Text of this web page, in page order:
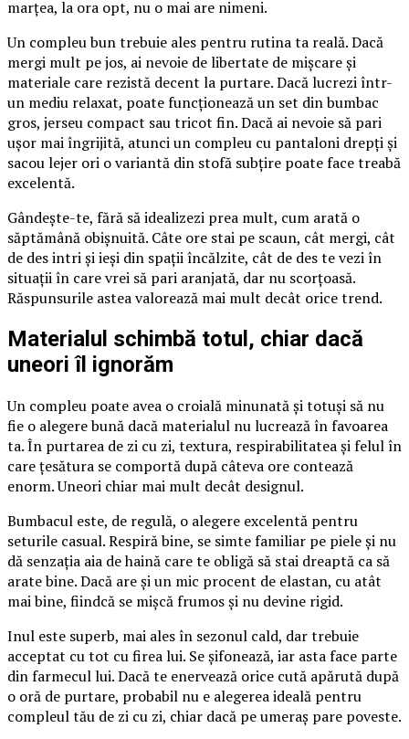
marțea, la ora opt, nu o mai are nimeni.
Un compleu bun trebuie ales pentru rutina ta reală. Dacă
mergi mult pe jos, ai nevoie de libertate de mișcare și
materiale care rezistă decent la purtare. Dacă lucrezi într-
un mediu relaxat, poate funcționează un set din bumbac
gros, jerseu compact sau tricot fin. Dacă ai nevoie să pari
ușor mai îngrijită, atunci un compleu cu pantaloni drepți și
sacou lejer ori o variantă din stofă subțire poate face treabă
excelentă.
Gândește-te, fără să idealizezi prea mult, cum arată o
săptămână obișnuită. Câte ore stai pe scaun, cât mergi, cât
de des intri și ieși din spații încălzite, cât de des te vezi în
situații în care vrei să pari aranjată, dar nu scorțoasă.
Răspunsurile astea valorează mai mult decât orice trend.
Materialul schimbă totul, chiar dacă
uneori îl ignorăm
Un compleu poate avea o croială minunată și totuși să nu
fie o alegere bună dacă materialul nu lucrează în favoarea
ta. În purtarea de zi cu zi, textura, respirabilitatea și felul în
care țesătura se comportă după câteva ore contează
enorm. Uneori chiar mai mult decât designul.
Bumbacul este, de regulă, o alegere excelentă pentru
seturile casual. Respiră bine, se simte familiar pe piele și nu
dă senzația aia de haină care te obligă să stai dreaptă ca să
arate bine. Dacă are și un mic procent de elastan, cu atât
mai bine, fiindcă se mișcă frumos și nu devine rigid.
Inul este superb, mai ales în sezonul cald, dar trebuie
acceptat cu tot cu firea lui. Se șifonează, iar asta face parte
din farmecul lui. Dacă te enervează orice cută apărută după
o oră de purtare, probabil nu e alegerea ideală pentru
compleul tău de zi cu zi, chiar dacă pe umeraș pare poveste.